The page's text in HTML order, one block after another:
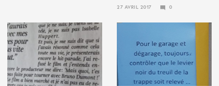
27 AVRIL 2017
JANVIER
0